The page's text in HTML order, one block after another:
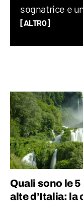
sognatrice e
quando ho
parlo di ciò
botanica e
[ALTRO]
Quali sono le
alte d’Italia: la